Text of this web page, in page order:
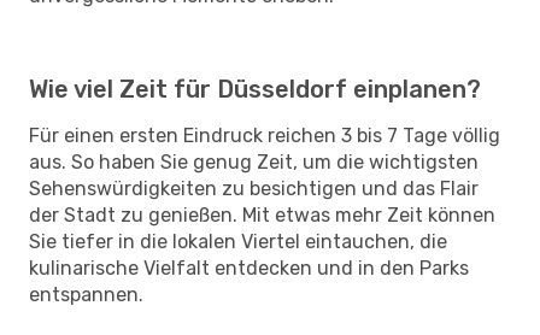
Wie viel Zeit für Düsseldorf einplanen?
Für einen ersten Eindruck reichen 3 bis 7 Tage völlig
aus. So haben Sie genug Zeit, um die wichtigsten
Sehenswürdigkeiten zu besichtigen und das Flair
der Stadt zu genießen. Mit etwas mehr Zeit können
Sie tiefer in die lokalen Viertel eintauchen, die
kulinarische Vielfalt entdecken und in den Parks
entspannen.